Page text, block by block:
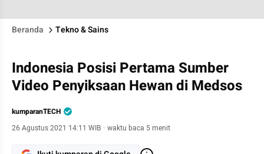
Beranda Tekno & Sains
Indonesia Posisi Pertama Sumber
Video Penyiksaan Hewan di Medsos
kumparanTECH
26 Agustus 2021 14:11 WIB · waktu baca 5 menit